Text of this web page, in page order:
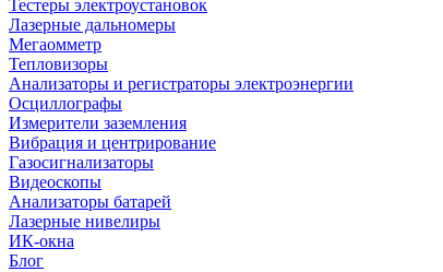
Тестеры электроустановок
Лазерные дальномеры
Мегаомметр
Тепловизоры
Анализаторы и регистраторы электроэнергии
Осциллографы
Измерители заземления
Вибрация и центрирование
Газосигнализаторы
Видеоскопы
Анализаторы батарей
Лазерные нивелиры
ИК-окна
Блог